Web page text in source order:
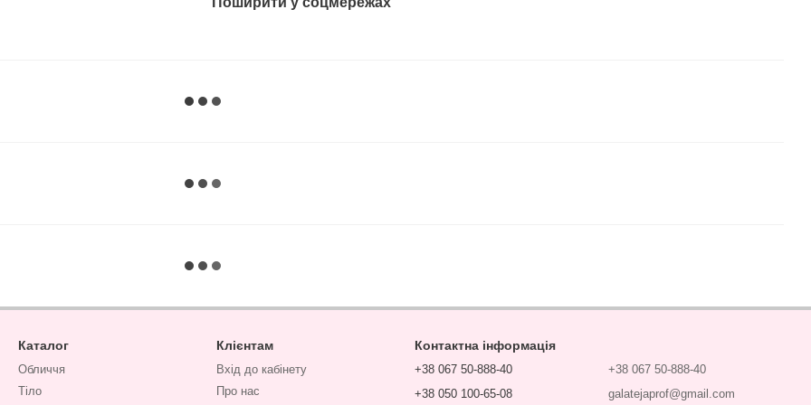
Каталог
Обличчя
Тіло
Клієнтам
Вхід до кабінету
Про нас
Контактна інформація
+38 067 50-888-40
+38 050 100-65-08
+38 067 50-888-40
galatejaprof@gmail.com